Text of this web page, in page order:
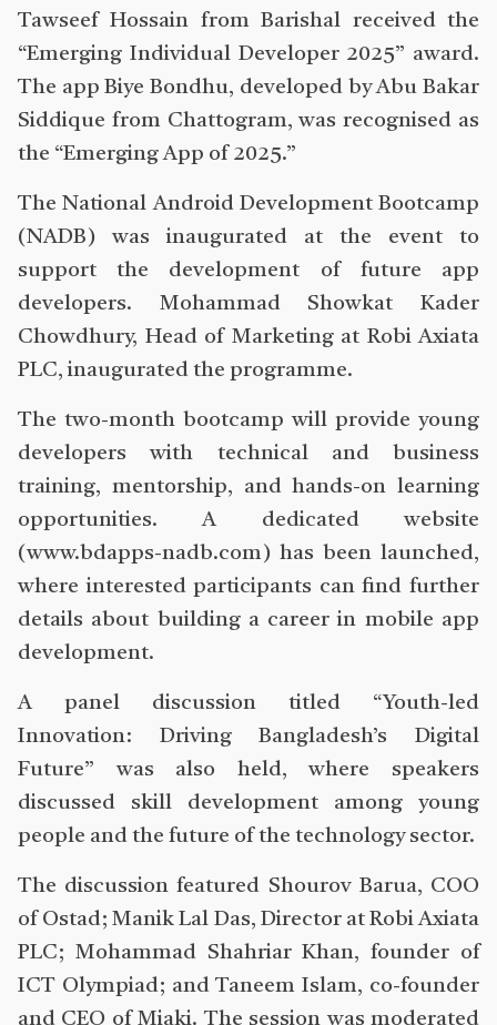
Tawseef Hossain from Barishal received the
“Emerging Individual Developer 2025” award.
The app Biye Bondhu, developed by Abu Bakar
Siddique from Chattogram, was recognised as
the “Emerging App of 2025.”
The National Android Development Bootcamp
(NADB) was inaugurated at the event to
support the development of future app
developers. Mohammad Showkat Kader
Chowdhury, Head of Marketing at Robi Axiata
PLC, inaugurated the programme.
The two-month bootcamp will provide young
developers with technical and business
training, mentorship, and hands-on learning
opportunities. A dedicated website
(www.bdapps-nadb.com) has been launched,
where interested participants can find further
details about building a career in mobile app
development.
A panel discussion titled “Youth-led
Innovation: Driving Bangladesh’s Digital
Future” was also held, where speakers
discussed skill development among young
people and the future of the technology sector.
The discussion featured Shourov Barua, COO
of Ostad; Manik Lal Das, Director at Robi Axiata
PLC; Mohammad Shahriar Khan, founder of
ICT Olympiad; and Taneem Islam, co-founder
and CEO of Miaki. The session was moderated